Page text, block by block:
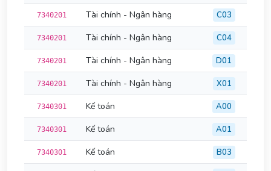
7340201 Tài chính - Ngân hàng C03
7340201 Tài chính - Ngân hàng C04
7340201 Tài chính - Ngân hàng D01
7340201 Tài chính - Ngân hàng X01
7340301 Kế toán A00
7340301 Kế toán A01
7340301 Kế toán B03